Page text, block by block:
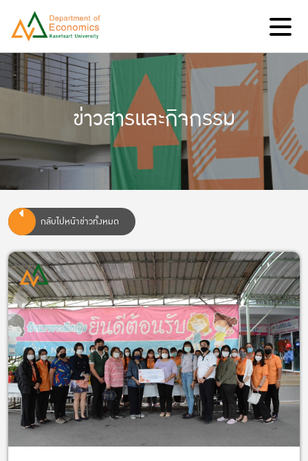
ข่าวสารและกิจกรรม
กลับไปหน้าข่าวทั้งหมด